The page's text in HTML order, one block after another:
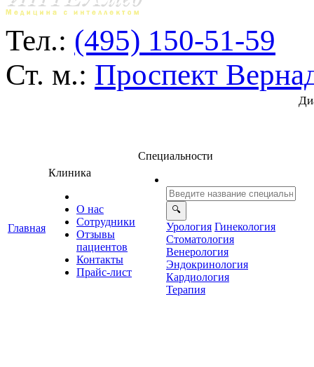
Тел.: (495) 150-51-59
Ст. м.: Проспект
Главная
Клиника
О нас
Сотрудники
Отзывы
ациенто
Контакты
Прайс-лист
Специальности
Урология Гинекология
Стоматология
енерология
Эндокринология
Кардиология
Терапия